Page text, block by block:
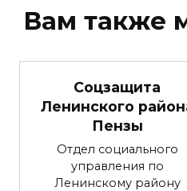
Вам также
Соцзащита
Ленинского
Пензы
Отдел социального
управления по
Ленинскому району